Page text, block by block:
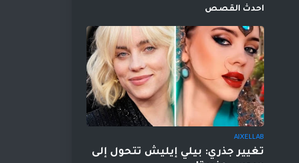
احدث القصص
AIXELLAB
تغيير جذري: بيلي إيليش تتحول إلى